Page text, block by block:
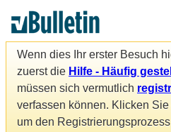
Wenn dies Ihr erster Besuch
zuerst die Hilfe - Häufig
müssen sich vermutlich
verfassen können. Klicken
um den